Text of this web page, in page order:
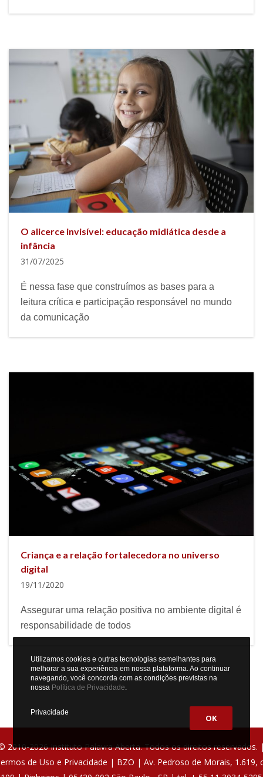
O alicerce invisível: educação midiática desde a
infância
31/07/2025
É nessa fase que construímos as bases para a
leitura crítica e participação responsável no mundo
da comunicação
Criança e a relação fortalecedora no universo
digital
19/11/2020
Assegurar uma relação positiva no ambiente digital é
responsabilidade de todos
2010-2026 Instituto Palavra Aberta. Todos os direitos reservados.
de Uso e Privacidade | BZO | Av. Pedroso de Morais, 1.619,
Utilizamos cookies e outras tecnologias semelhantes para
melhorar a sua experiência em nossa plataforma. Ao continuar
navegando, você concorda com as condições previstas na
nossa Política de Privacidade.
Privacidade
OK